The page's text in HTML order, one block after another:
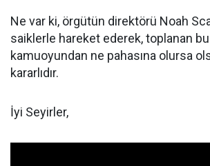
Ne var ki, örgütün direktörü Noah
saiklerle hareket ederek, toplanan
kamuoyundan ne pahasına olursa
kararlıdır.
İyi Seyirler,